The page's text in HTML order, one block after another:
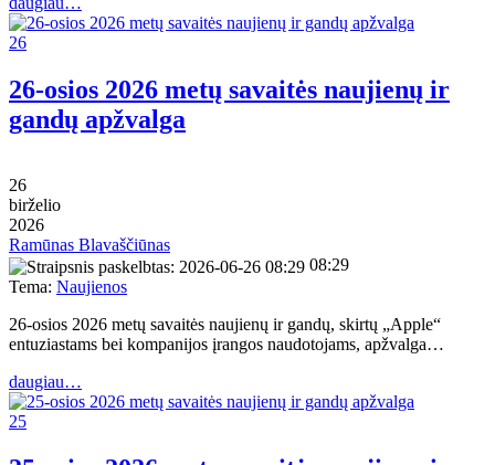
26
26-osios 2026 metų savaitės naujienų ir
gandų apžvalga
26
birželio
2026
Ramūnas Blavaščiūnas
08:29
Tema: Naujienos
26-osios 2026 metų savaitės naujienų ir gandų, skirtų „Apple“
entuziastams bei kompanijos įrangos naudotojams, apžvalga…
daugiau…
25